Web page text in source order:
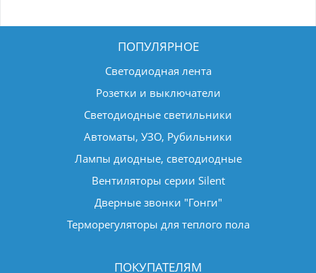
ПОПУЛЯРНОЕ
Светодиодная лента
Розетки и выключатели
Светодиодные светильники
Автоматы, УЗО, Рубильники
Лампы диодные, светодиодные
Вентиляторы серии Silent
Дверные звонки "Гонги"
Терморегуляторы для теплого пола
ПОКУПАТЕЛЯМ